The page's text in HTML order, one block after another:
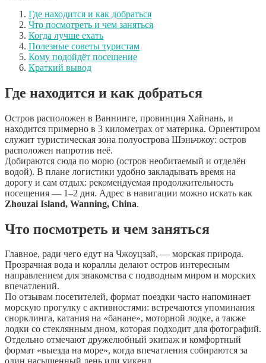
Где находится и как добраться
Что посмотреть и чем заняться
Когда лучше ехать
Полезные советы туристам
Кому подойдёт посещение
Краткий вывод
Где находится и как добраться
Остров расположен в Ваннинге, провинция Хайнань, и
находится примерно в 3 километрах от материка. Ориентиром
служит туристическая зона полуострова Шэньчжоу: остров
расположен напротив неё.
Добираются сюда по морю (остров необитаемый и отделён
водой). В плане логистики удобно закладывать время на
дорогу и сам отдых: рекомендуемая продолжительность
посещения — 1–2 дня. Адрес в навигации можно искать как
Zhouzai Island, Wanning, China.
Что посмотреть и чем заняться
Главное, ради чего едут на Чжоуцзай, — морская природа.
Прозрачная вода и кораллы делают остров интересным
направлением для знакомства с подводным миром и морских
впечатлений.
По отзывам посетителей, формат поездки часто напоминает
морскую прогулку с активностями: встречаются упоминания
снорклинга, катания на «банане», моторной лодке, а также
лодки со стеклянным дном, которая подходит для фотографий.
Отдельно отмечают дружелюбный экипаж и комфортный
формат «выезда на море», когда впечатления собираются за